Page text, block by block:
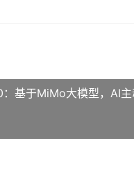
基于MiMo大模型，AI